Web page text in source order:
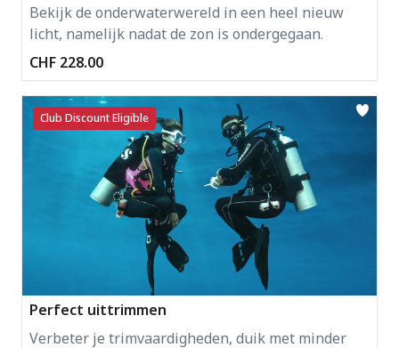
Bekijk de onderwaterwereld in een heel nieuw
licht, namelijk nadat de zon is ondergegaan.
CHF 228.00
Club Discount Eligible
Perfect uittrimmen
Verbeter je trimvaardigheden, duik met minder